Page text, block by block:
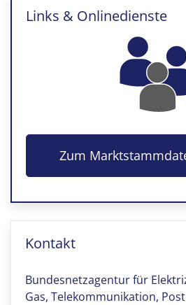
Links & Onlinedienste
Zum
Kontakt
Bundesnetzagentur für
Gas, Telekommunikation,